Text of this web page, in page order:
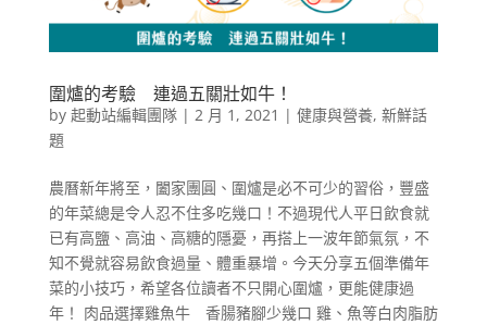
圍爐的考驗 連過五關壯如牛！
by 起動站編輯團隊| 2 月 1, 2021 | 健康與營養, 新鮮話
題
農曆新年將至，闔家團圓、圍爐是必不可少的習俗，豐盛
的年菜總是令人忍不住多吃幾口！不過現代人平日飲食就
已有高鹽、高油、高糖的隱憂，再搭上一波年節氣氛，不
知不覺就容易飲食過量、體重暴增。今天分享五個準備年
菜的小技巧，希望各位讀者不只開心圍爐，更能健康過
年！ 肉品選擇雞魚牛 香腸豬腳少幾口 雞、魚等白肉脂肪